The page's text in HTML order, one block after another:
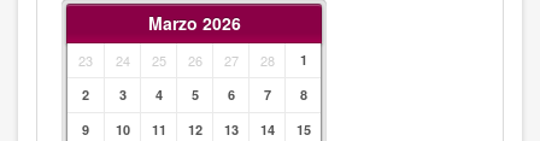
Marzo 2026
23 24 25 26 27 28
1
2
3 4 5 6 7
8
9
10 11 12 13 14
15